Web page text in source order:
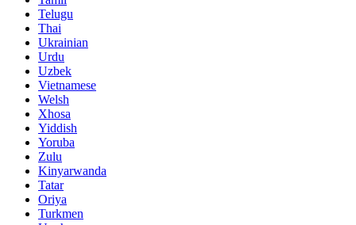
Telugu
Thai
Ukrainian
Urdu
Uzbek
Vietnamese
Welsh
Xhosa
Yiddish
Yoruba
Zulu
Kinyarwanda
Tatar
Oriya
Turkmen